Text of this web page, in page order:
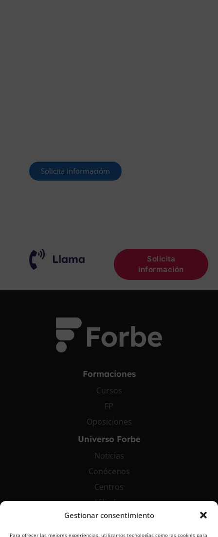
Gestionar consentimiento
Para ofrecer las mejores experiencias, utilizamos tecnologías como las cookies para
Solicita informacióm
Llama
Solicita
información
Formaciones
Cursos
FP
Oposiciones
Universo Forbe
Noticias
Conócenos
Centros
Afiliados
Contáctanos